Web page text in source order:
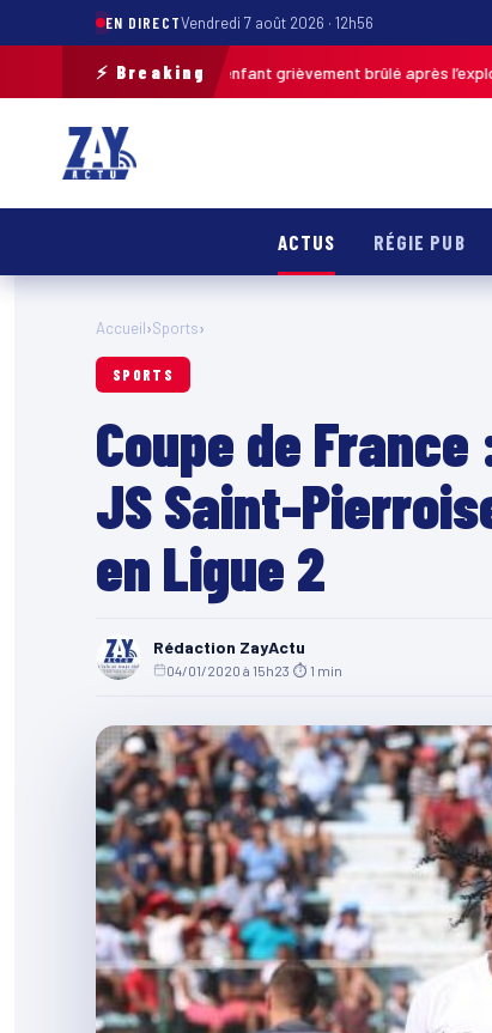
EN DIRECTVendredi 7 août 2026 · 12h56
⚡ Breaking
de-Calais : un enfant grièvement brûlé après l’explosion
ACTUS RÉGIE PUB
Accueil›Sports›
SPORTS
Coupe de
JS Saint-
en Ligue 2
Rédaction ZayActu
04/01/2020 à 15h23 ⏱ 1 min